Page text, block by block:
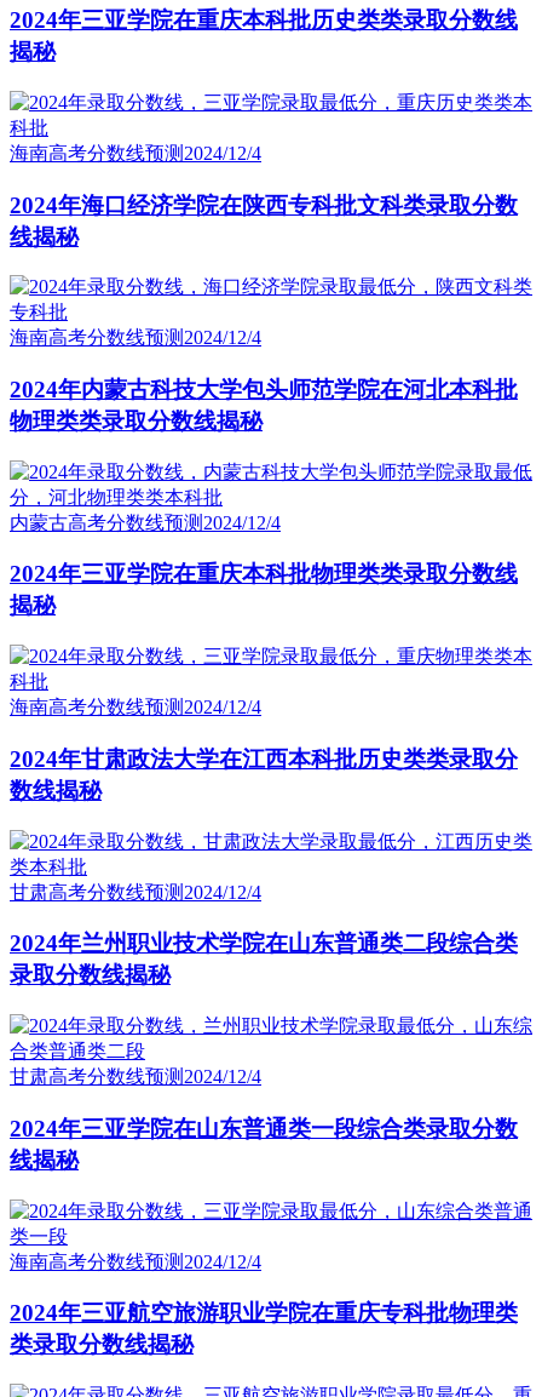
2024年三亚学院在重庆本科批历史类类录取分数线
揭秘
海南高考分数线预测 2024/12/4
2024年海口经济学院在陕西专科批文科类录取分数
线揭秘
海南高考分数线预测 2024/12/4
2024年内蒙古科技大学包头师范学院在河北本科批
物理类类录取分数线揭秘
内蒙古高考分数线预测 2024/12/4
2024年三亚学院在重庆本科批物理类类录取分数线
揭秘
海南高考分数线预测 2024/12/4
2024年甘肃政法大学在江西本科批历史类类录取分
数线揭秘
甘肃高考分数线预测 2024/12/4
2024年兰州职业技术学院在山东普通类二段综合类
录取分数线揭秘
甘肃高考分数线预测 2024/12/4
2024年三亚学院在山东普通类一段综合类录取分数
线揭秘
海南高考分数线预测 2024/12/4
2024年三亚航空旅游职业学院在重庆专科批物理类
类录取分数线揭秘